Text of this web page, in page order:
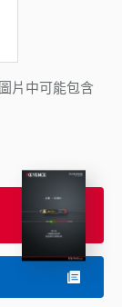
片中可能包含